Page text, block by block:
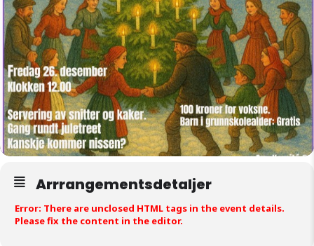
Arrrangementsdetaljer
Error: There are unclosed HTML tags in the event details.
Please fix the content in the editor.